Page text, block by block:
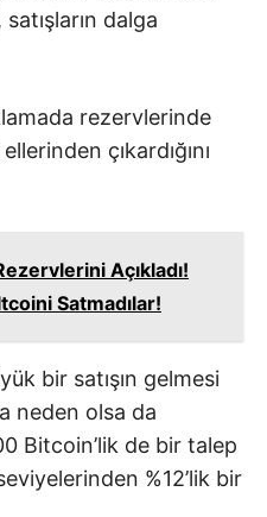
dalga
rezervlerinde
ellerinden çıkardığını
Açıkladı!
Satmadılar!
bir satışın gelmesi
neden olsa da
Bitcoin’lik de bir talep
%12’lik bir